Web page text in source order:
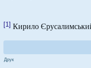
[1] Кирило
Друк